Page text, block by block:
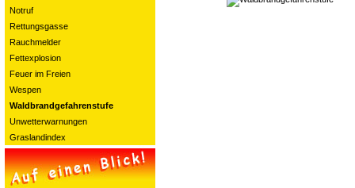
Notruf
Rettungsgasse
Rauchmelder
Fettexplosion
Feuer im Freien
Wespen
Waldbrandgefahrenstufe
Unwetterwarnungen
Graslandindex